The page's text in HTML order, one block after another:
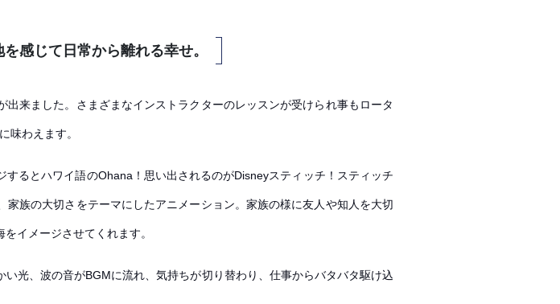
感じて日常から離れる幸せ。
来ました。さまざまなインストラクターのレッスンが受けられ事もロータ
味わえます。
るとハワイ語のOhana！思い出されるのがDisneyスティッチ！スティッチ
族の大切さをテーマにしたアニメーション。家族の様に友人や知人を大切
イメージさせてくれます。
光、波の音がBGMに流れ、気持ちが切り替わり、仕事からバタバタ駆け込